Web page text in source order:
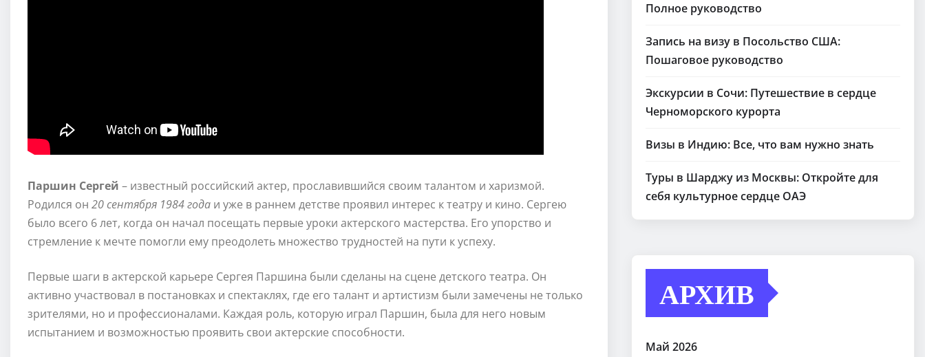
Паршин Сергей – известный российский актер, прославившийся своим талантом и харизмой.
Родился он 20 сентября 1984 года и уже в раннем детстве проявил интерес к театру и кино. Сергею
было всего 6 лет, когда он начал посещать первые уроки актерского мастерства. Его упорство и
стремление к мечте помогли ему преодолеть множество трудностей на пути к успеху.
Первые шаги в актерской карьере Сергея Паршина были сделаны на сцене детского театра. Он
активно участвовал в постановках и спектаклях, где его талант и артистизм были замечены не только
зрителями, но и профессионалами. Каждая роль, которую играл Паршин, была для него новым
испытанием и возможностью проявить свои актерские способности.
Полное руководство
Запись на визу в Посольство США:
Пошаговое руководство
Экскурсии в Сочи: Путешествие в сердце
Черноморского курорта
Визы в Индию: Все, что вам нужно знать
Туры в Шарджу из Москвы: Откройте для
себя культурное сердце ОАЭ
АРХИВ
Май 2026